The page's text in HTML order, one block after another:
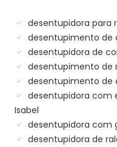
desentupidora para
desentupimento de
desentupidora de
desentupimento de
desentupimento de
desentupidora com
Isabel
desentupidora com
desentupidora de